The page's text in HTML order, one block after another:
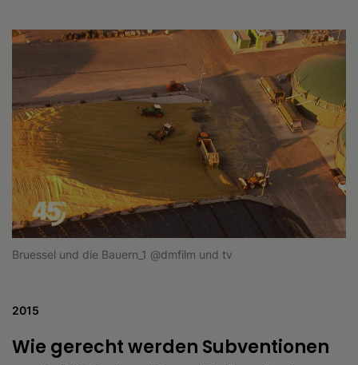
Bruessel und die Bauern_1 @dmfilm und tv
2015
Wie gerecht werden Subventionen